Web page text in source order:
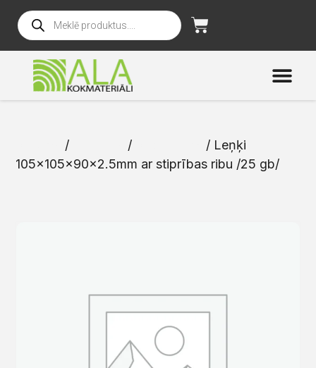
/ /
/ Leņķi
105x105x90x2.5mm ar stiprības ribu /25 gb/